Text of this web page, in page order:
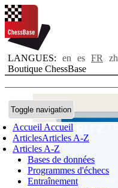
LANGUES: en es FR
zh
Boutique ChessBase
Toggle navigation
Accueil Accueil
ArticlesArticles A-Z
Articles A-Z
Bases de données
Programmes d'échecs
Entraînement